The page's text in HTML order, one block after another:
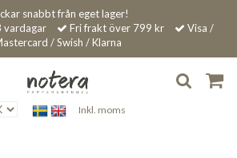
snabbt från eget lager!
vardagar
Fri frakt över 799 kr
Visa /
/ Swish / Klarna
Inkl. moms